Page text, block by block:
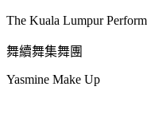
The Kuala Lumpur
舞續舞集舞團
Yasmine Make Up